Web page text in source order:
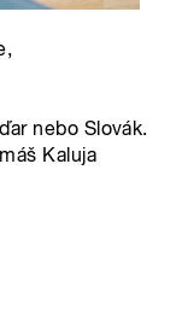
nebo Slovák.
Kaluja